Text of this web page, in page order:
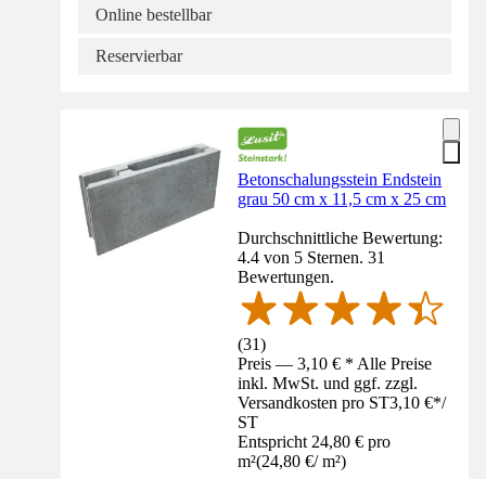
Online bestellbar
Reservierbar
Betonschalungsstein Endstein
grau 50 cm x 11,5 cm x 25 cm
Durchschnittliche Bewertung:
4.4 von 5 Sternen. 31
Bewertungen.
(31)
Preis — 3,10 € * Alle Preise
inkl. MwSt. und ggf. zzgl.
Versandkosten pro ST3,10 €*/
ST
Entspricht 24,80 € pro
m²(24,80 €/ m²)